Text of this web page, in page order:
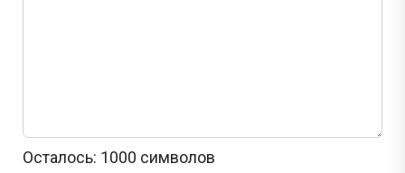
Осталось: 1000 символов